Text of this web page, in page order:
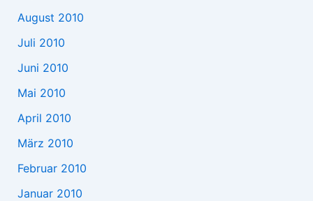
August 2010
Juli 2010
Juni 2010
Mai 2010
April 2010
März 2010
Februar 2010
Januar 2010